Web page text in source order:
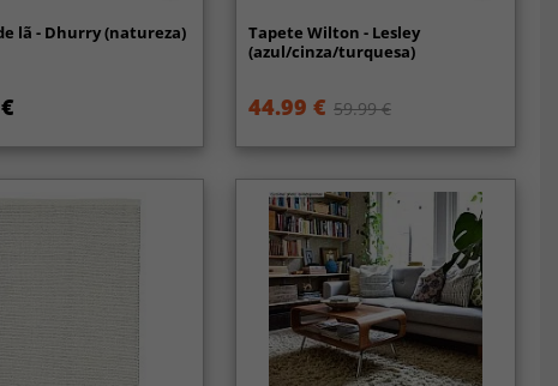
lã - Dhurry (natureza)
Tapete Wilton - Lesley
(azul/cinza/turquesa)
44.99 € 59.99 €